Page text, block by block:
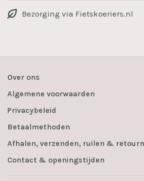
Bezorging via Fietskoeriers.nl
Over ons
Algemene voorwaarden
Privacybeleid
Betaalmethoden
Afhalen, verzenden, ruilen &
Contact & openingstijden